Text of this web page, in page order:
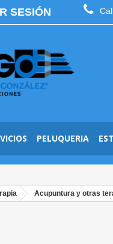
SESIÓN
PELUQUERIA
Acupuntura y otras